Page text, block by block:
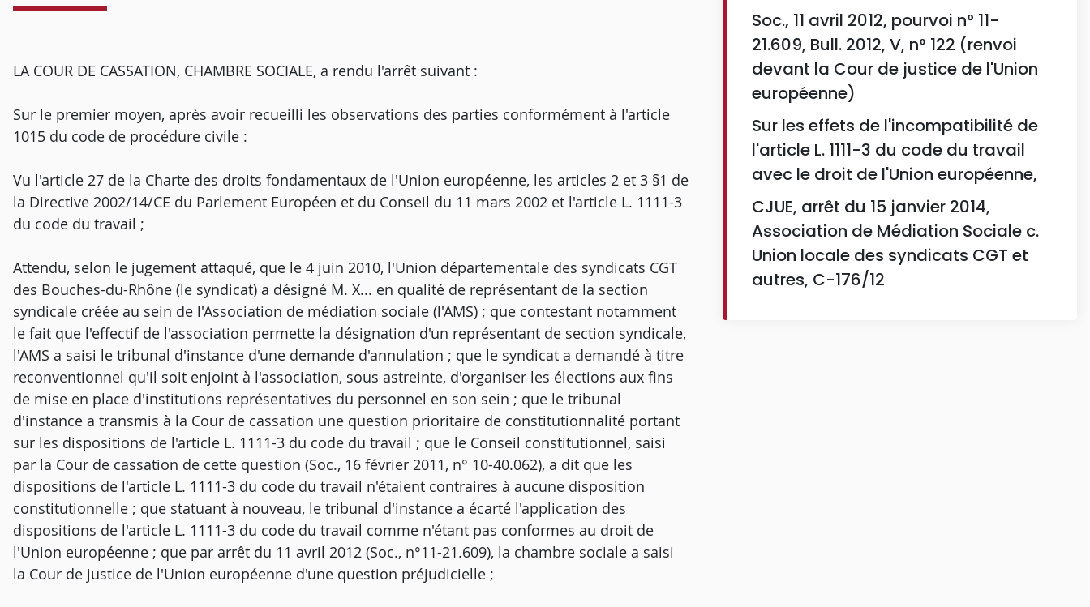
LA COUR DE CASSATION, CHAMBRE SOCIALE, a rendu l'arrêt suivant :
Sur le premier moyen, après avoir recueilli les observations des parties conformément à l'article
1015 du code de procédure civile :
Vu l'article 27 de la Charte des droits fondamentaux de l'Union européenne, les articles 2 et 3 §1 de
la Directive 2002/14/CE du Parlement Européen et du Conseil du 11 mars 2002 et l'article L. 1111-3
du code du travail ;
Attendu, selon le jugement attaqué, que le 4 juin 2010, l'Union départementale des syndicats CGT
des Bouches-du-Rhône (le syndicat) a désigné M. X... en qualité de représentant de la section
syndicale créée au sein de l'Association de médiation sociale (l'AMS) ; que contestant notamment
le fait que l'effectif de l'association permette la désignation d'un représentant de section syndicale,
l'AMS a saisi le tribunal d'instance d'une demande d'annulation ; que le syndicat a demandé à titre
reconventionnel qu'il soit enjoint à l'association, sous astreinte, d'organiser les élections aux fins
de mise en place d'institutions représentatives du personnel en son sein ; que le tribunal
d'instance a transmis à la Cour de cassation une question prioritaire de constitutionnalité portant
sur les dispositions de l'article L. 1111-3 du code du travail ; que le Conseil constitutionnel, saisi
par la Cour de cassation de cette question (Soc., 16 février 2011, n° 10-40.062), a dit que les
dispositions de l'article L. 1111-3 du code du travail n'étaient contraires à aucune disposition
constitutionnelle ; que statuant à nouveau, le tribunal d'instance a écarté l'application des
dispositions de l'article L. 1111-3 du code du travail comme n'étant pas conformes au droit de
l'Union européenne ; que par arrêt du 11 avril 2012 (Soc., n°11-21.609), la chambre sociale a saisi
la Cour de justice de l'Union européenne d'une question préjudicielle ;
Soc., 11 avril 2012, pourvoi n° 11-
21.609, Bull. 2012, V, n° 122 (renvoi
devant la Cour de justice de l'Union
européenne)
Sur les effets de l'incompatibilité de
l'article L. 1111-3 du code du travail
avec le droit de l'Union européenne,
CJUE, arrêt du 15 janvier 2014,
Association de Médiation Sociale c.
Union locale des syndicats CGT et
autres, C-176/12